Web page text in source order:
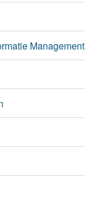
Management